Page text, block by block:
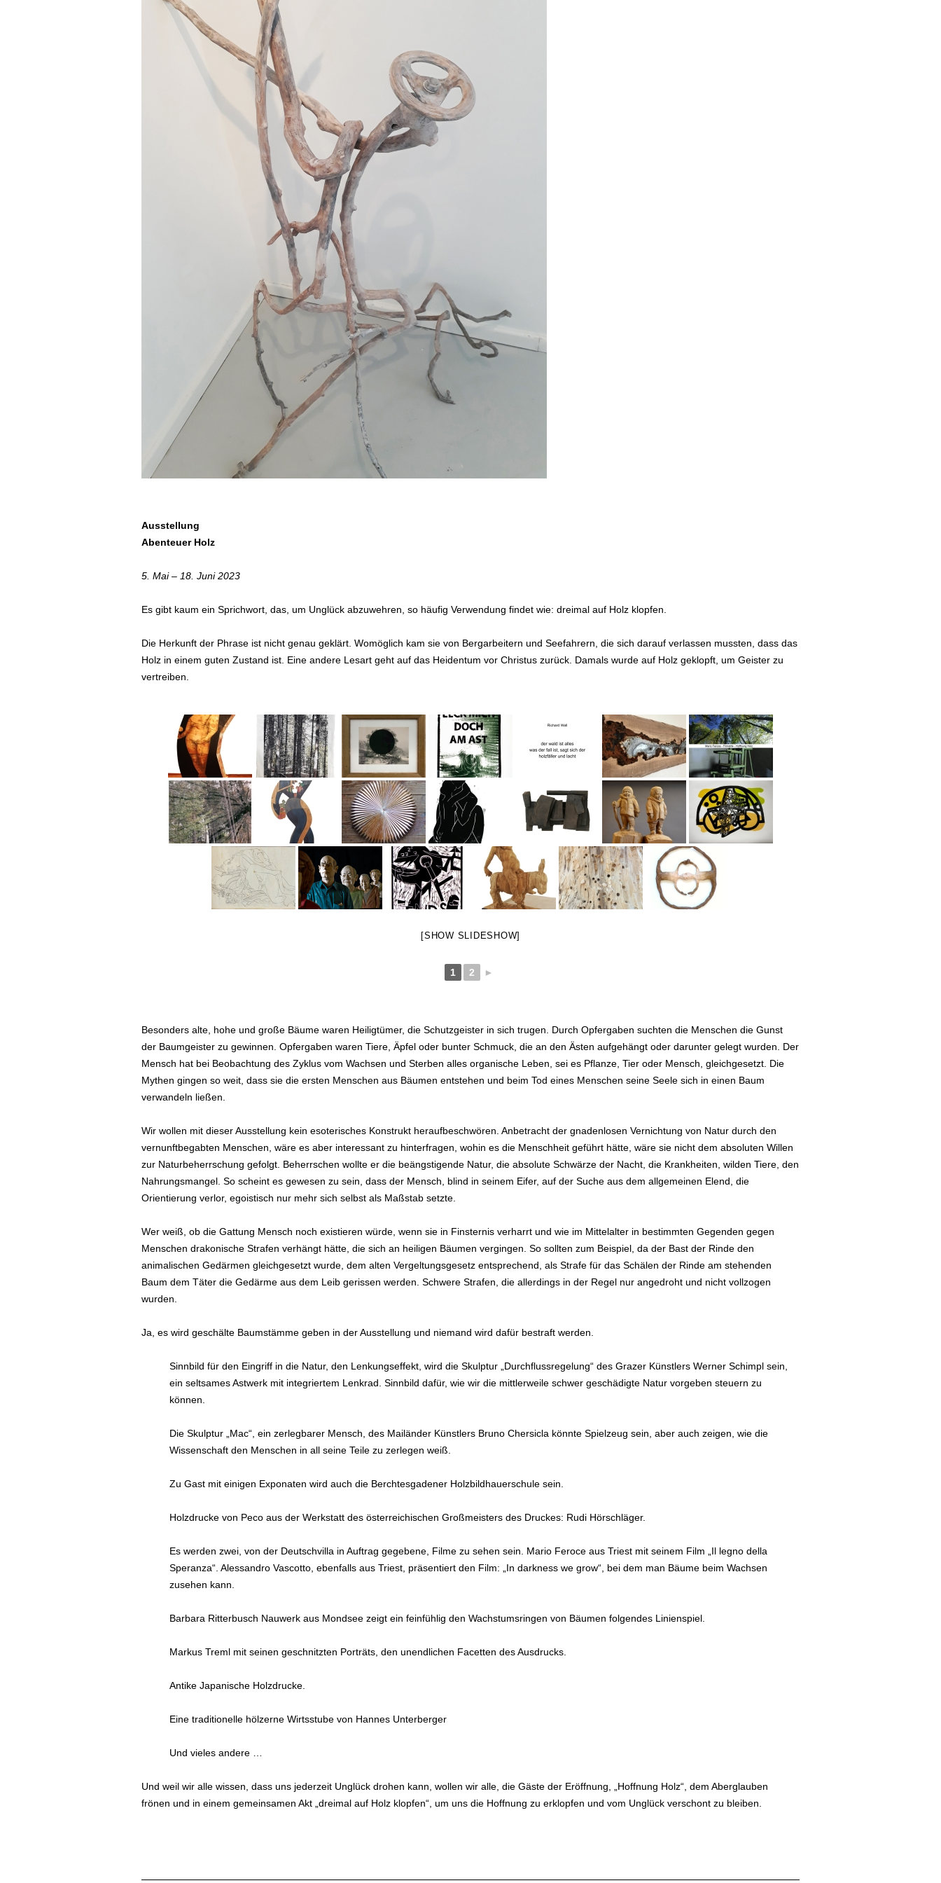
Ausstellung
Abenteuer Holz
5. Mai – 18. Juni 2023
Es gibt kaum ein Sprichwort, das, um Unglück abzuwehren, so häufig Verwendung findet wie: dreimal auf Holz klopfen.
Die Herkunft der Phrase ist nicht genau geklärt. Womöglich kam sie von Bergarbeitern und Seefahrern, die sich darauf verlassen mussten, dass das
Holz in einem guten Zustand ist. Eine andere Lesart geht auf das Heidentum vor Christus zurück. Damals wurde auf Holz geklopft, um Geister zu
vertreiben.
[SHOW SLIDESHOW]
1 2 ►
Besonders alte, hohe und große Bäume waren Heiligtümer, die Schutzgeister in sich trugen. Durch Opfergaben suchten die Menschen die Gunst
der Baumgeister zu gewinnen. Opfergaben waren Tiere, Äpfel oder bunter Schmuck, die an den Ästen aufgehängt oder darunter gelegt wurden. Der
Mensch hat bei Beobachtung des Zyklus vom Wachsen und Sterben alles organische Leben, sei es Pflanze, Tier oder Mensch, gleichgesetzt. Die
Mythen gingen so weit, dass sie die ersten Menschen aus Bäumen entstehen und beim Tod eines Menschen seine Seele sich in einen Baum
verwandeln ließen.
Wir wollen mit dieser Ausstellung kein esoterisches Konstrukt heraufbeschwören. Anbetracht der gnadenlosen Vernichtung von Natur durch den
vernunftbegabten Menschen, wäre es aber interessant zu hinterfragen, wohin es die Menschheit geführt hätte, wäre sie nicht dem absoluten Willen
zur Naturbeherrschung gefolgt. Beherrschen wollte er die beängstigende Natur, die absolute Schwärze der Nacht, die Krankheiten, wilden Tiere, den
Nahrungsmangel. So scheint es gewesen zu sein, dass der Mensch, blind in seinem Eifer, auf der Suche aus dem allgemeinen Elend, die
Orientierung verlor, egoistisch nur mehr sich selbst als Maßstab setzte.
Wer weiß, ob die Gattung Mensch noch existieren würde, wenn sie in Finsternis verharrt und wie im Mittelalter in bestimmten Gegenden gegen
Menschen drakonische Strafen verhängt hätte, die sich an heiligen Bäumen vergingen. So sollten zum Beispiel, da der Bast der Rinde den
animalischen Gedärmen gleichgesetzt wurde, dem alten Vergeltungsgesetz entsprechend, als Strafe für das Schälen der Rinde am stehenden
Baum dem Täter die Gedärme aus dem Leib gerissen werden. Schwere Strafen, die allerdings in der Regel nur angedroht und nicht vollzogen
wurden.
Ja, es wird geschälte Baumstämme geben in der Ausstellung und niemand wird dafür bestraft werden.
Sinnbild für den Eingriff in die Natur, den Lenkungseffekt, wird die Skulptur „Durchflussregelung“ des Grazer Künstlers Werner Schimpl sein,
ein seltsames Astwerk mit integriertem Lenkrad. Sinnbild dafür, wie wir die mittlerweile schwer geschädigte Natur vorgeben steuern zu
können.
Die Skulptur „Mac“, ein zerlegbarer Mensch, des Mailänder Künstlers Bruno Chersicla könnte Spielzeug sein, aber auch zeigen, wie die
Wissenschaft den Menschen in all seine Teile zu zerlegen weiß.
Zu Gast mit einigen Exponaten wird auch die Berchtesgadener Holzbildhauerschule sein.
Holzdrucke von Peco aus der Werkstatt des österreichischen Großmeisters des Druckes: Rudi Hörschläger.
Es werden zwei, von der Deutschvilla in Auftrag gegebene, Filme zu sehen sein. Mario Feroce aus Triest mit seinem Film „Il legno della
Speranza“. Alessandro Vascotto, ebenfalls aus Triest, präsentiert den Film: „In darkness we grow“, bei dem man Bäume beim Wachsen
zusehen kann.
Barbara Ritterbusch Nauwerk aus Mondsee zeigt ein feinfühlig den Wachstumsringen von Bäumen folgendes Linienspiel.
Markus Treml mit seinen geschnitzten Porträts, den unendlichen Facetten des Ausdrucks.
Antike Japanische Holzdrucke.
Eine traditionelle hölzerne Wirtsstube von Hannes Unterberger
Und vieles andere …
Und weil wir alle wissen, dass uns jederzeit Unglück drohen kann, wollen wir alle, die Gäste der Eröffnung, „Hoffnung Holz“, dem Aberglauben
frönen und in einem gemeinsamen Akt „dreimal auf Holz klopfen“, um uns die Hoffnung zu erklopfen und vom Unglück verschont zu bleiben.